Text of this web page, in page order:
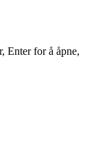
Enter for å åpne,